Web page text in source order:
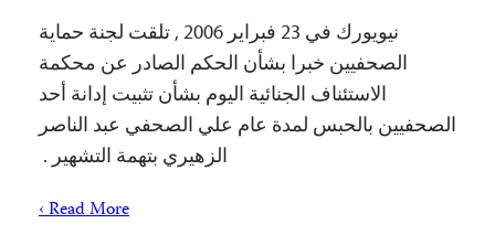
نيويورك في 23 فبراير 2006 , تلقت لجنة حماية
الصحفيين خبرا بشأن الحكم الصادر عن محكمة
الاستئناف الجنائية اليوم بشأن تثبيت إدانة أحد
الصحفيين بالحبس لمدة عام علي الصحفي عبد الناصر
الزهيري بتهمة التشهير .
Read More ›